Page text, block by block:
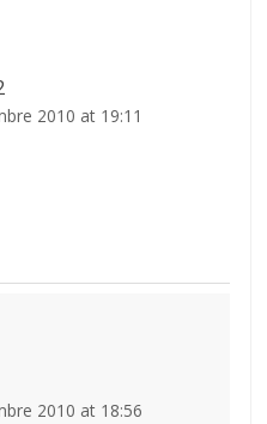
2010 at 19:11
2010 at 18:56